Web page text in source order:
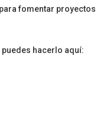
fomentar proyectos
hacerlo aquí: